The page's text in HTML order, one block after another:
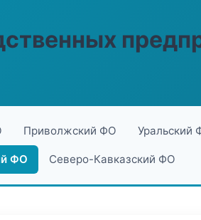
Приволжский ФО Уральский
ФО Северо-Кавказский ФО